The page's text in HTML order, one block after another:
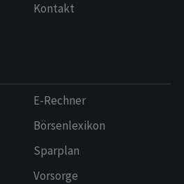
Kontakt
E-Rechner
Börsenlexikon
Sparplan
Vorsorge